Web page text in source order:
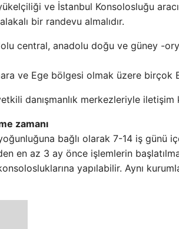
ve İstanbul Konsolosluğu
bir randevu almalıdır.
central, anadolu doğu ve güney -
ve Ege bölgesi olmak üzere birçok
danışmanlık merkezleriyle iletişim
zamanı
bağlı olarak 7-14 iş günü
en az 3 ay önce işlemlerin
yapılabilir. Aynı